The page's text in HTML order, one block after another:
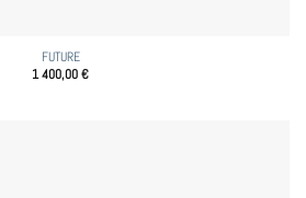
FUTURE
1 400,00€